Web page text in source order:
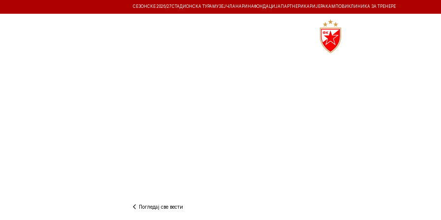
СЕЗОНСКЕ 2026/27СТАДИОНСКА ТУРА МУЗЕЈ ЧЛАНАРИНАФОНДАЦИЈА ПАРТНЕРИ КАРИЈЕРА КАМПОВИ КЛИНИКА ЗА ТРЕНЕРЕ
Погледај све вести